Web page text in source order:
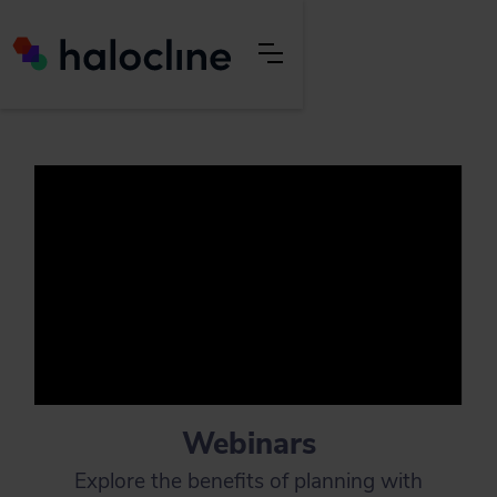
Webinars
Explore the benefits of planning with